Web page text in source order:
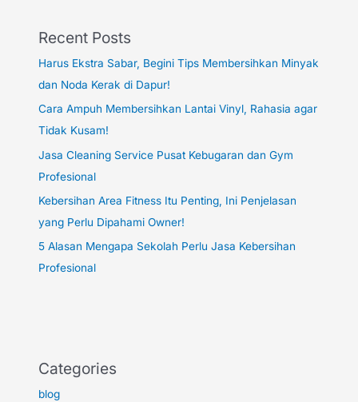
Recent Posts
Harus Ekstra Sabar, Begini Tips Membersihkan Minyak
dan Noda Kerak di Dapur!
Cara Ampuh Membersihkan Lantai Vinyl, Rahasia agar
Tidak Kusam!
Jasa Cleaning Service Pusat Kebugaran dan Gym
Profesional
Kebersihan Area Fitness Itu Penting, Ini Penjelasan
yang Perlu Dipahami Owner!
5 Alasan Mengapa Sekolah Perlu Jasa Kebersihan
Profesional
Categories
blog